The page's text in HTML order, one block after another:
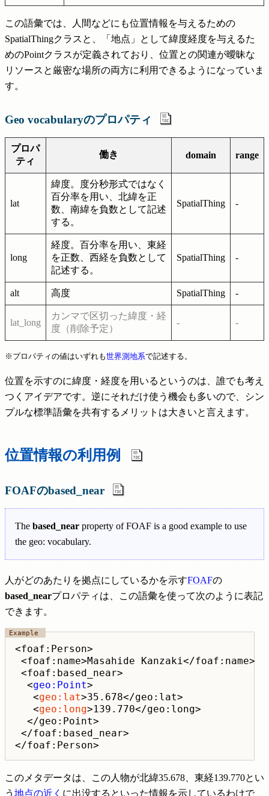
この語彙では、人間などにも位置情報を与えるための
SpatialThingクラスと、「地点」として緯度経度を与えるた
めのPointクラスが定義されており、位置との関連が曖昧な
リソースと厳密な場所の両方に利用できるようになっていま
す。
Geo vocabularyのプロパティ
プロパ
ティ
働き domain range
lat
緯度。度分秒形式ではなく
百分率を用い、北緯を正
数、南緯を負数として記述
する。
SpatialThing -
long
経度。百分率を用い、東経
を正数、西経を負数として
記述する。
SpatialThing -
alt 高度 SpatialThing -
lat_long
カンマで区切った緯度・経
度（削除予定）
- -
※プロパティの値はいずれも世界測地系で記述する。
位置を示すのに緯度・経度を用いるというのは、誰でも考え
つくアイデアです。逆にそれだけ使う機会も多いので、シン
プルな標準語彙を共有するメリットは大きいと言えます。
位置情報の利用例
FOAFのbased_near
The based_near property of FOAF is a good example to use
the geo: vocabulary.
人がどのあたりを拠点にしているかを示すFOAFの
based_nearプロパティは、この語彙を使って次のように表記
できます。
<foaf:Person>
<foaf:name>Masahide Kanzaki</foaf:name>
<foaf:based_near>
  <
geo:Point>
   <
geo:lat>35.678</geo:lat>
   <
geo:long>139.770</geo:long>
  </geo:Point>
</foaf:based_near>
このメタデータは、この人物が北緯35.678、東経139.770とい
う 地点の近く に出没するといった情報を示しているわけで